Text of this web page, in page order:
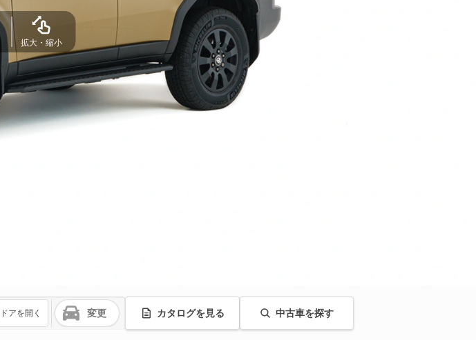
ドアを開く 変更 カタログを見る 中古車を探す
拡大・縮小